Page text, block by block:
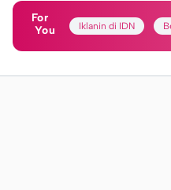
For
You
Iklanin di IDN